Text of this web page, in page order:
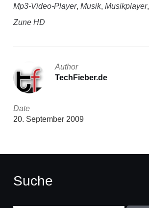
Mp3-Video-Player, Musik, Musikplayer,
Zune HD
Author
TechFieber.de
Date
20. September 2009
Suche